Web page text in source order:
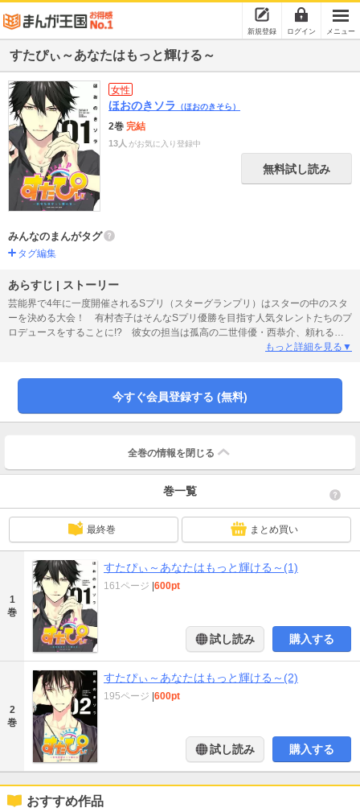
新規登録 ログイン メニュー
すたぴぃ～あなたはもっと輝ける～
女性
ほおのきソラ （ほおのきそら）
2巻 完結
13人 がお気に入り登録中
無料試し読み
みんなのまんがタグ
タグ編集
あらすじ | ストーリー
芸能界で4年に一度開催されるSプリ（スターグランプリ）はスターの中のスタ
ーを決める大会！ 有村杏子はそんなSプリ優勝を目指す人気タレントたちのプ
ロデュースをすることに!? 彼女の担当は孤高の二世俳優・西恭介、頼れる歌
い手・寺田透真、ツンデレホスト・秋山隼、やんちゃな声優・五十嵐祐太、イ
クスプロジェクトスタートです！
もっと詳細を見る▼
今すぐ会員登録する (無料)
全巻の情報を 閉じる
巻一覧
最終巻 まとめ買い
1
巻
すたぴぃ～あなたはもっと輝ける～(1)
161ページ 600pt
試し読み 購入する
2
巻
すたぴぃ～あなたはもっと輝ける～(2)
195ページ 600pt
試し読み 購入する
おすすめ作品